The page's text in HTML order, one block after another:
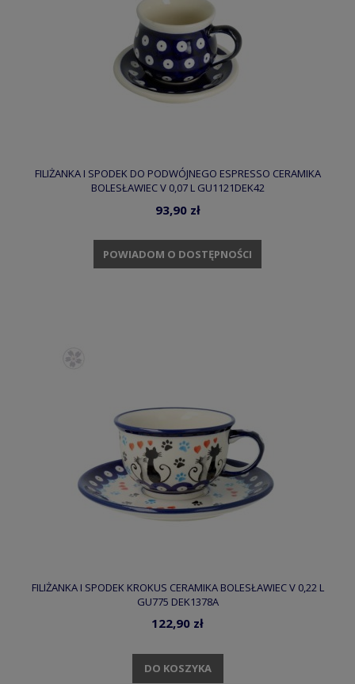
FILIŻANKA I SPODEK DO PODWÓJNEGO ESPRESSO CERAMIKA
BOLESŁAWIEC V 0,07 L GU1121DEK42
93,90 zł
POWIADOM O DOSTĘPNOŚCI
FILIŻANKA I SPODEK KROKUS CERAMIKA BOLESŁAWIEC V 0,22 L
GU775 DEK1378A
122,90 zł
DO KOSZYKA